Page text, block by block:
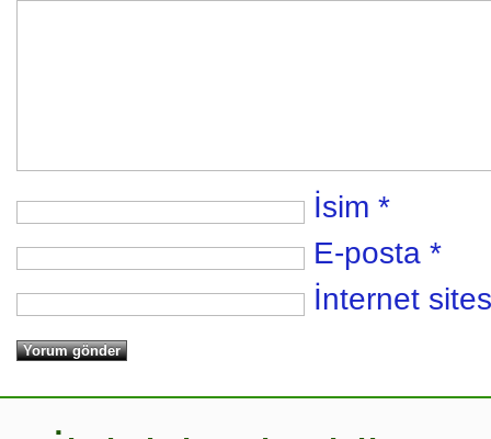
İsim *
E-posta *
İnternet